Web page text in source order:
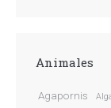
Animales
Agapornis